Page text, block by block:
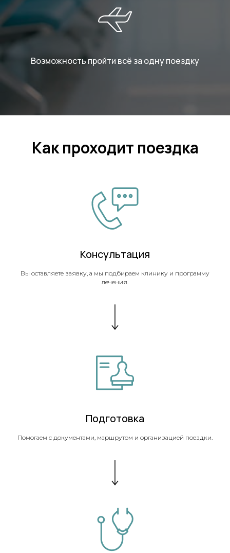
Возможность пройти всё за одну поездку
Как проходит поездка
Консультация
Вы оставляете заявку, а мы подбираем клинику и программу
лечения.
Подготовка
Помогаем с документами, маршрутом и организацией поездки.